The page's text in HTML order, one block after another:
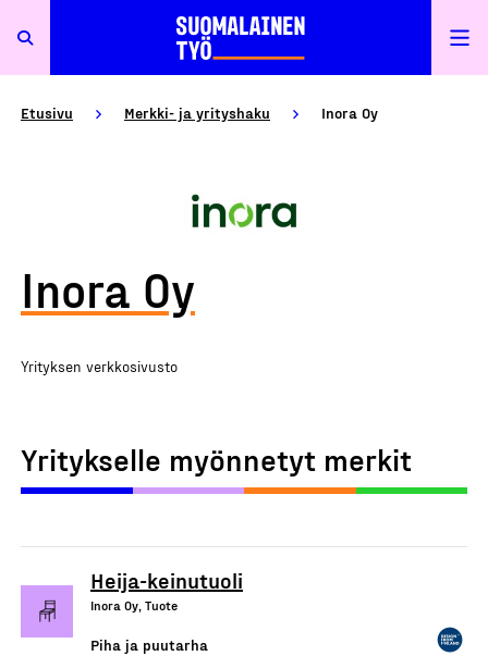
Etusivu Merkki- ja yrityshaku Inora Oy
Inora Oy
Yrityksen verkkosivusto
Yritykselle myönnetyt merkit
Heija-keinutuoli
Inora Oy, Tuote
Piha ja puutarha